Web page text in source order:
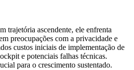
trajetória ascendente, ele enfrenta
preocupações com a privacidade e
custos iniciais de implementação de
e potenciais falhas técnicas.
para o crescimento sustentado.